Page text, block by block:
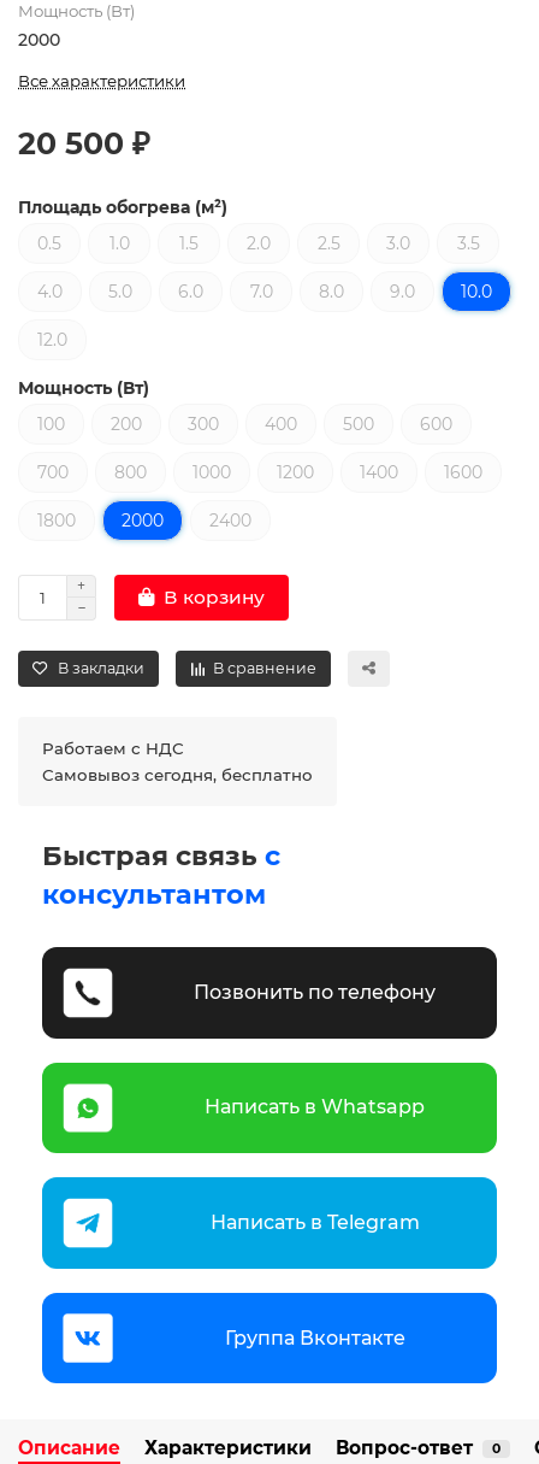
Мощность (Вт)
2000
Все характеристики
20 500 ₽
Площадь обогрева (м²)
0.5
1.0 1.5 2.0 2.5 3.0 3.5
4.0 5.0 6.0 7.0 8.0 9.0 10.0
12.0
Мощность (Вт)
100
200 300 400 500 600
700 800 1000 1200 1400 1600
1800 2000 2400
В корзину
В закладки В сравнение
Работаем с НДС
Самовывоз сегодня, бесплатно
Быстрая связь с
консультантом
Позвонить по телефону
Написать в Whatsapp
Написать в Telegram
Группа Вконтакте
Описание Характеристики Вопрос-ответ 0